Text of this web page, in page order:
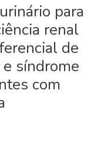
para
renal
de
síndrome
com